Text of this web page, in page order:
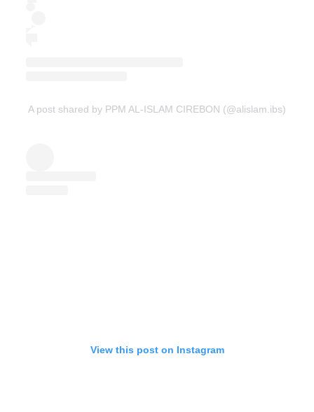
A post shared by PPM AL-ISLAM CIREBON (@alislam.ibs)
View this post on Instagram